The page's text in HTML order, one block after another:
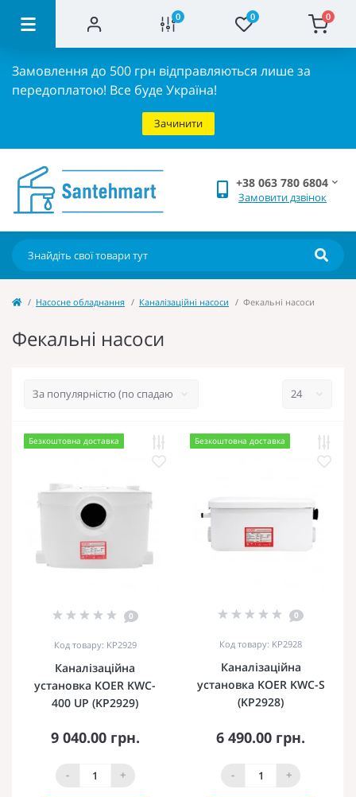
0 0 0
Замовлення до 500 грн відправляються лише за
передоплатою! Все буде Україна!
Зачинити
+38 063 780 6804
Замовити дзвінок
Насосне обладнання Каналізаційні насоси Фекальні насоси
Фекальні насоси
Безкоштовна доставка
0
Код товару: KP2929
Каналізаційна
установка KOER KWC-
400 UP (KP2929)
9 040.00 грн.
- +
Безкоштовна доставка
0
Код товару: KP2928
Каналізаційна
установка KOER KWC-S
(KP2928)
6 490.00 грн.
- +